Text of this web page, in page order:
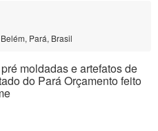
Pará, Brasil
moldadas e artefatos de
do Pará Orçamento feito